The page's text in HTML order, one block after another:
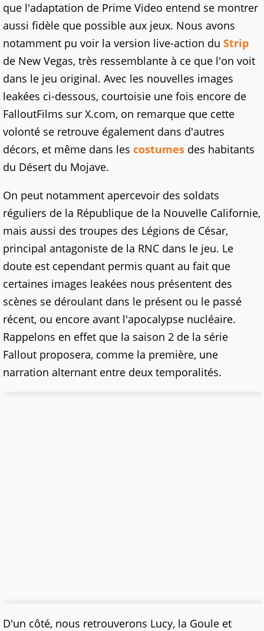
que l'adaptation de Prime Video entend se montrer
aussi fidèle que possible aux jeux. Nous avons
notamment pu voir la version live-action du Strip
de New Vegas, très ressemblante à ce que l'on voit
dans le jeu original. Avec les nouvelles images
leakées ci-dessous, courtoisie une fois encore de
FalloutFilms sur X.com, on remarque que cette
volonté se retrouve également dans d'autres
décors, et même dans les costumes des habitants
du Désert du Mojave.
On peut notamment apercevoir des soldats
réguliers de la République de la Nouvelle Californie,
mais aussi des troupes des Légions de César,
principal antagoniste de la RNC dans le jeu. Le
doute est cependant permis quant au fait que
certaines images leakées nous présentent des
scènes se déroulant dans le présent ou le passé
récent, ou encore avant l'apocalypse nucléaire.
Rappelons en effet que la saison 2 de la série
Fallout proposera, comme la première, une
narration alternant entre deux temporalités.
D'un côté, nous retrouverons Lucy, la Goule et